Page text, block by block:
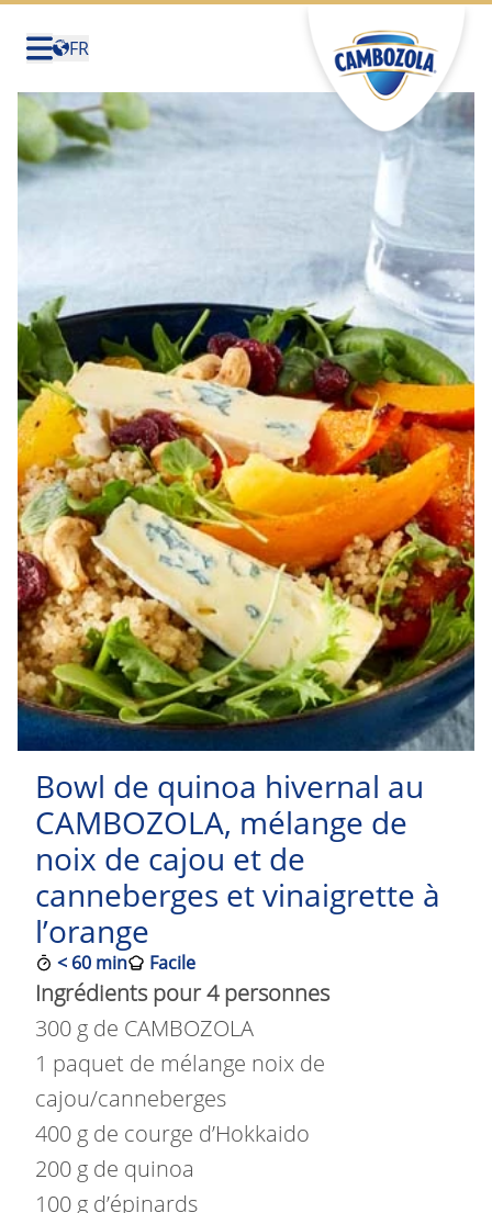
FR
Deutschland
(Deutsch)
United States (English)
België (Nederlands)
Belgique (Français)
Sverige (Svenska)
Bowl de quinoa hivernal au
CAMBOZOLA, mélange de
noix de cajou et de
canneberges et vinaigrette à
l’orange
< 60 min Facile
Ingrédients pour 4 personnes
300 g de CAMBOZOLA
1 paquet de mélange noix de
cajou/canneberges
400 g de courge d’Hokkaido
200 g de quinoa
100 g d’épinards